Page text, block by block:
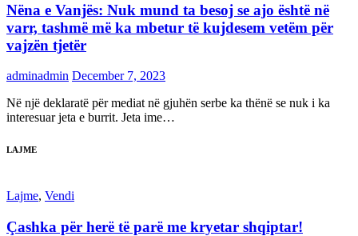
Nëna e Vanjës: Nuk mund ta besoj se ajo është në
varr, tashmë më ka mbetur të kujdesem vetëm për
vajzën tjetër
adminadmin December 7, 2023
Në një deklaratë për mediat në gjuhën serbe ka thënë se nuk i ka
interesuar jeta e burrit. Jeta ime…
LAJME
Lajme, Vendi
Çashka për herë të parë me kryetar shqiptar!